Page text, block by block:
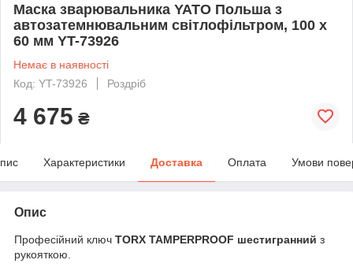
Маска зварювальника YATO Польша з
автозатемнювальним світлофільтром, 100 х
60 мм YT-73926
Немає в наявності
Код: YT-73926
Роздріб
4 675 ₴
Характеристики Доставка Оплата Умови
Опис
Професійний ключ TORX TAMPERPROOF шестигранний з
рукояткою.